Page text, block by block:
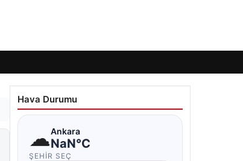
Hava Durumu
☁Ankara
NaN°C
ŞEHIR SEÇ